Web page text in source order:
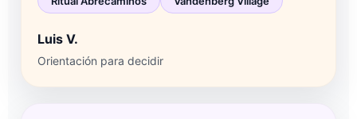
Luis V.
Orientación para decidir